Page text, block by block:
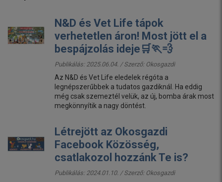
N&D és Vet Life tápok
verhetetlen áron! Most jött el a
bespájzolás ideje🛒🏃💨
Publikálás: 2025.06.04. / Szerző: Okosgazdi
Az N&D és Vet Life eledelek régóta a
legnépszerűbbek a tudatos gazdiknál. Ha eddig
még csak szemeztél velük, az új, bomba árak most
megkönnyítik a nagy döntést.
Létrejött az Okosgazdi
Facebook Közösség,
csatlakozol hozzánk Te is?
Publikálás: 2024.01.10. / Szerző: Okosgazdi